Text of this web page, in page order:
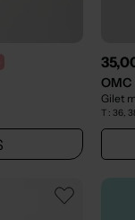
OMC
Gilet
T : 36,